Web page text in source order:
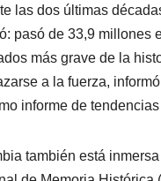
o
o
k
d
I
n
d
s
las dos últimas
pasó de 33,9 millones
más grave de la
a la fuerza,
informe de
también está